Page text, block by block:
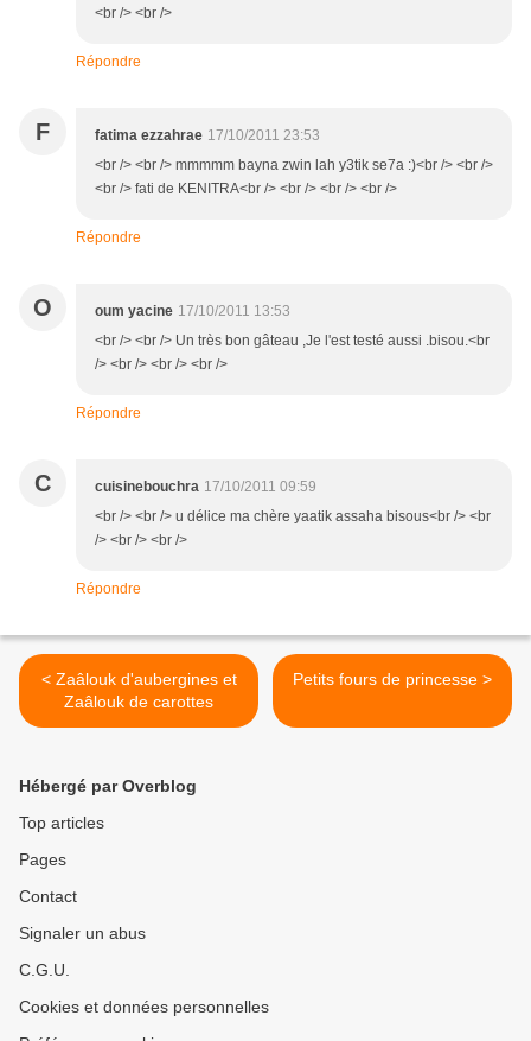
<br /> <br />
Répondre
F fatima ezzahrae 17/10/2011 23:53
<br /> <br /> mmmmm bayna zwin lah y3tik se7a :)<br /> <br />
<br /> fati de KENITRA<br /> <br /> <br /> <br />
Répondre
O oum yacine 17/10/2011 13:53
<br /> <br /> Un très bon gâteau ,Je l'est testé aussi .bisou.<br
/> <br /> <br /> <br />
Répondre
C cuisinebouchra 17/10/2011 09:59
<br /> <br /> u délice ma chère yaatik assaha bisous<br /> <br
/> <br /> <br />
Répondre
< Zaâlouk d'aubergines et
Zaâlouk de carottes
Petits fours de princesse >
Hébergé par Overblog
Top articles
Pages
Contact
Signaler un abus
C.G.U.
Cookies et données personnelles